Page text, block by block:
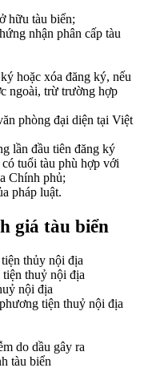
hữu tàu biển;
nhận phân cấp tàu
hoặc xóa đăng ký, nếu
ngoài, trừ trường hợp
phòng đại diện tại Việt
lần đầu tiên đăng ký
tuổi tàu phù hợp với
Chính phủ;
pháp luật.
giá tàu biển
thủy nội địa
thuỷ nội địa
nội địa
tiện thuỷ nội địa
do dầu gây ra
tàu biển